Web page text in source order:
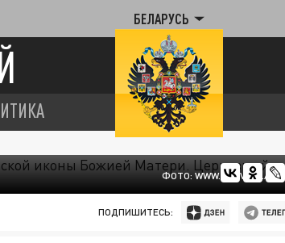
БЕЛАРУСЬ
ФОТО:
ПОДПИШИТЕСЬ: